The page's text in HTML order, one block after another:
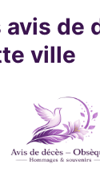
avis de
ville